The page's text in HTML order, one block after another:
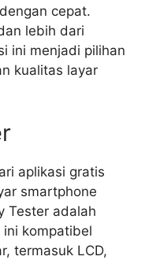
cepat.
lebih dari
ini menjadi pilihan
kualitas layar
aplikasi gratis
smartphone
Tester adalah
kompatibel
termasuk LCD,